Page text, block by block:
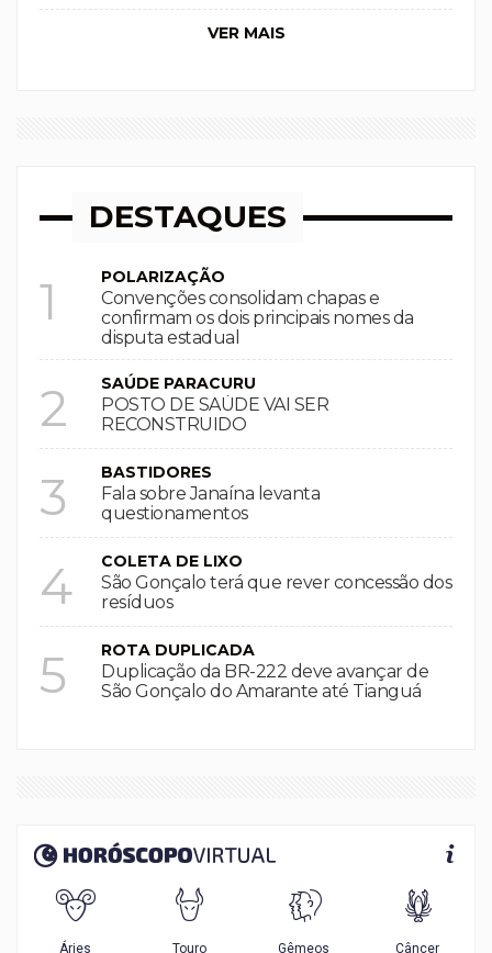
VER MAIS
DESTAQUES
1 POLARIZAÇÃO
Convenções consolidam chapas e
confirmam os dois principais nomes da
disputa estadual
2 SAÚDE PARACURU
POSTO DE SAÚDE VAI SER
RECONSTRUIDO
3 BASTIDORES
Fala sobre Janaína levanta
questionamentos
4 COLETA DE LIXO
São Gonçalo terá que rever concessão dos
resíduos
5 ROTA DUPLICADA
Duplicação da BR-222 deve avançar de
São Gonçalo do Amarante até Tianguá